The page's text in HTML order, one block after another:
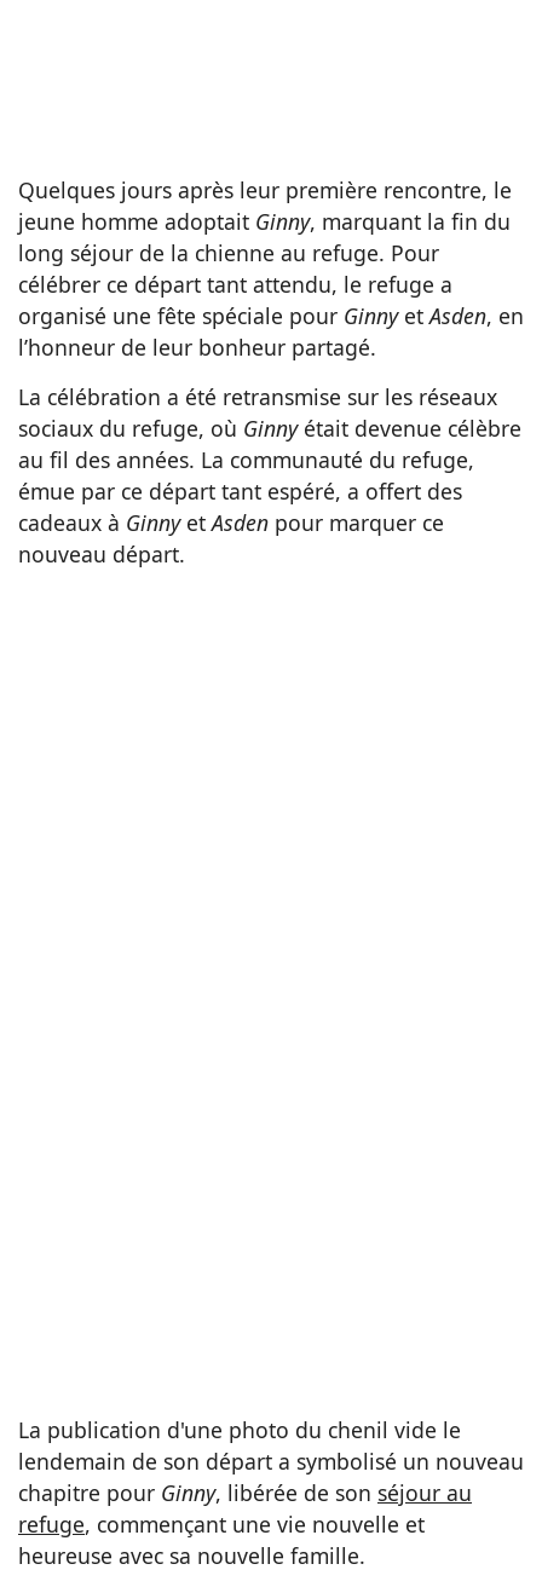
Quelques jours après leur première rencontre, le
jeune homme adoptait Ginny, marquant la fin du
long séjour de la chienne au refuge. Pour
célébrer ce départ tant attendu, le refuge a
organisé une fête spéciale pour GinnyetAsden, en
l’honneur de leur bonheur partagé.
La célébration a été retransmise sur les réseaux
sociaux du refuge, où Ginnyétait devenue célèbre
au fil des années. La communauté du refuge,
émue par ce départ tant espéré, a offert des
cadeaux à GinnyetAsden pour marquer ce
nouveau départ.
La publication d'une photo du chenil vide le
lendemain de son départ a symbolisé un nouveau
chapitre pour Ginny, libérée de son séjour au
refuge, commençant une vie nouvelle et
heureuse avec sa nouvelle famille.